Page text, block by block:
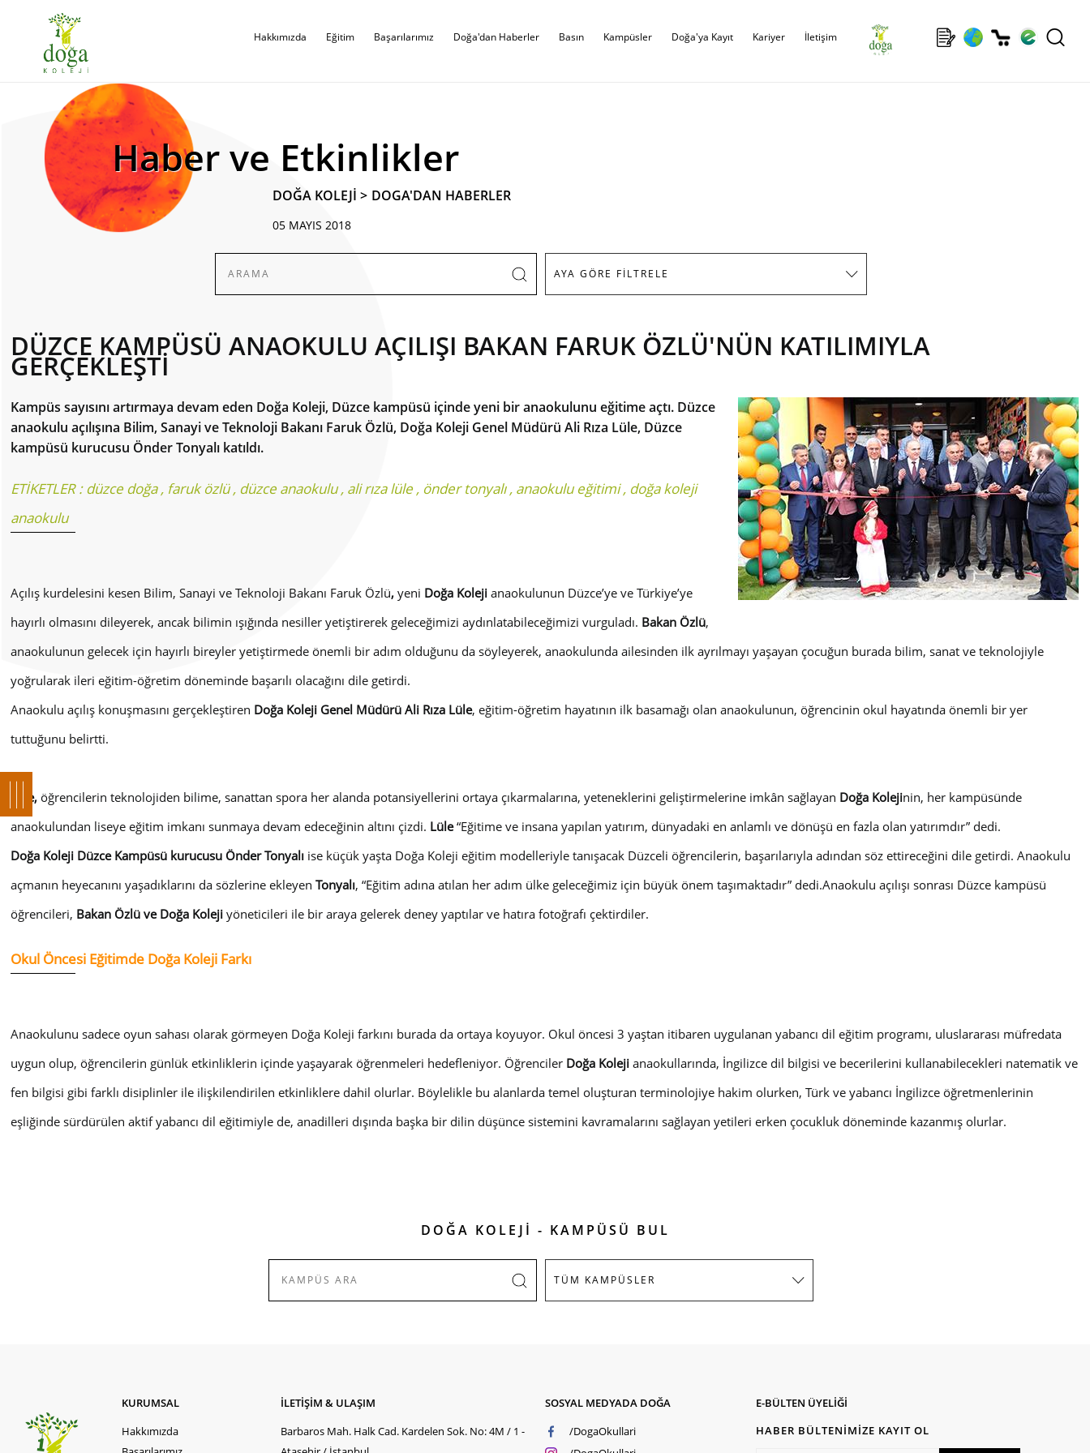
Hakkımızda Eğitim Başarılarımız Doğa'dan Haberler Basın Kampüsler Doğa'ya Kayıt Kariyer İletişim
Haber ve Etkinlikler
DOĞA KOLEJİ > DOGA'DAN HABERLER
05 MAYIS 2018
DÜZCE KAMPÜSÜ ANAOKULU AÇILIŞI BAKAN FARUK ÖZLÜ'NÜN KATILIMIYLA
GERÇEKLEŞTİ
Kampüs sayısını artırmaya devam eden Doğa Koleji, Düzce kampüsü içinde yeni bir anaokulunu eğitime açtı. Düzce
anaokulu açılışına Bilim, Sanayi ve Teknoloji Bakanı Faruk Özlü, Doğa Koleji Genel Müdürü Ali Rıza Lüle, Düzce
kampüsü kurucusu Önder Tonyalı katıldı.
ETİKETLER :düzce doğa, faruk özlü, düzce anaokulu, ali rıza lüle, önder tonyalı, anaokulu eğitimi, doğa koleji
anaokulu
Açılış kurdelesini kesen Bilim, Sanayi ve Teknoloji Bakanı Faruk Özlü,yeni Doğa Koleji anaokulunun Düzce’ye ve Türkiye’ye
hayırlı olmasını dileyerek, ancak bilimin ışığında nesiller yetiştirerek geleceğimizi aydınlatabileceğimizi vurguladı. Bakan Özlü,
anaokulunun gelecek için hayırlı bireyler yetiştirmede önemli bir adım olduğunu da söyleyerek, anaokulunda ailesinden ilk ayrılmayı yaşayan çocuğun burada bilim, sanat ve teknolojiyle
yoğrularak ileri eğitim-öğretim döneminde başarılı olacağını dile getirdi.
Anaokulu açılış konuşmasını gerçekleştiren Doğa Koleji Genel Müdürü Ali Rıza Lüle, eğitim-öğretim hayatının ilk basamağı olan anaokulunun, öğrencinin okul hayatında önemli bir yer
tuttuğunu belirtti.
Lüle, öğrencilerin teknolojiden bilime, sanattan spora her alanda potansiyellerini ortaya çıkarmalarına, yeteneklerini geliştirmelerine imkân sağlayan Doğa Kolejinin, her kampüsünde
anaokulundan liseye eğitim imkanı sunmaya devam edeceğinin altını çizdi. Lüle“Eğitime ve insana yapılan yatırım, dünyadaki en anlamlı ve dönüşü en fazla olan yatırımdır” dedi.
Doğa Koleji Düzce Kampüsü kurucusu Önder Tonyalı ise küçük yaşta Doğa Koleji eğitim modelleriyle tanışacak Düzceli öğrencilerin, başarılarıyla adından söz ettireceğini dile getirdi. Anaokulu
açmanın heyecanını yaşadıklarını da sözlerine ekleyenTonyalı, “Eğitim adına atılan her adım ülke geleceğimiz için büyük önem taşımaktadır” dedi.Anaokulu açılışı sonrası Düzce kampüsü
öğrencileri, Bakan Özlü ve Doğa Koleji yöneticileri ile bir araya gelerek deney yaptılar ve hatıra fotoğrafı çektirdiler.
Okul Öncesi Eğitimde Doğa Koleji Farkı
Anaokulunu sadece oyun sahası olarak görmeyen Doğa Koleji farkını burada da ortaya koyuyor. Okul öncesi 3 yaştan itibaren uygulanan yabancı dil eğitim programı, uluslararası müfredata
uygun olup, öğrencilerin günlük etkinliklerin içinde yaşayarak öğrenmeleri hedefleniyor. Öğrenciler Doğa Koleji anaokullarında, İngilizce dil bilgisi ve becerilerini kullanabilecekleri natematik ve
fen bilgisi gibi farklı disiplinler ile ilişkilendirilen etkinliklere dahil olurlar. Böylelikle bu alanlarda temel oluşturan terminolojiye hakim olurken, Türk ve yabancı İngilizce öğretmenlerinin
eşliğinde sürdürülen aktif yabancı dil eğitimiyle de, anadilleri dışında başka bir dilin düşünce sistemini kavramalarını sağlayan yetileri erken çocukluk döneminde kazanmış olurlar.
DOĞA KOLEJİ - KAMPÜSÜ BUL
KURUMSAL
Hakkımızda
İLETİŞİM & ULAŞIM
Barbaros Mah. Halk Cad. Kardelen Sok. No: 4M / 1 -
SOSYAL MEDYADA DOĞA
/DogaOkullari
E-BÜLTEN ÜYELİĞİ
HABER BÜLTENİMİZE KAYIT OL